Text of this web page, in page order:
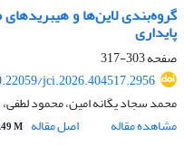
گروه‌بندی لاین‌ها و هیبریدهای
پایداری
صفحه303-317
jci.2026.404517.2956
محمد سجاد یگانه امین، محمود
مشاهده مقاله
اصل مقاله M